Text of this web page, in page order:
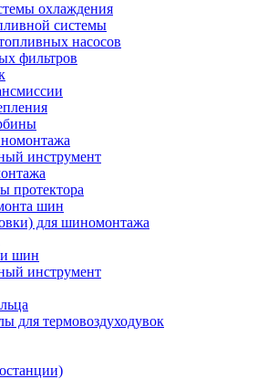
охлаждения
системы
насосов
фильтров
инструмент
протектора
шин
для шиномонтажа
шин
инструмент
для термовоздуходувок